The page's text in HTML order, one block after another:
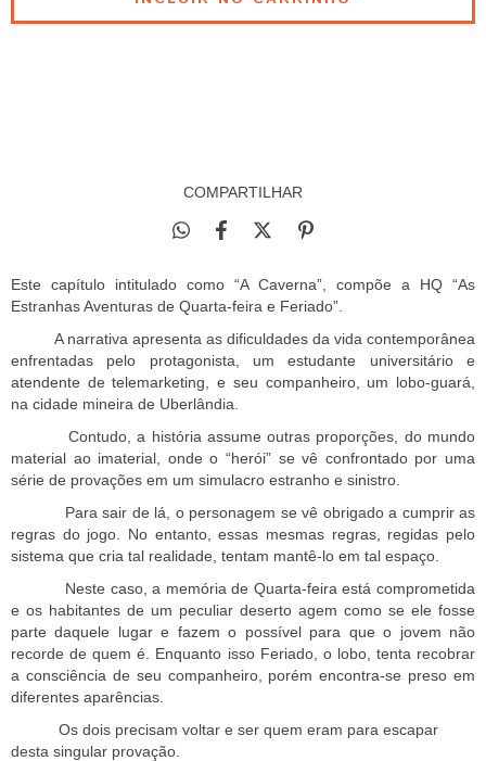
COMPARTILHAR
Este capítulo intitulado como “A Caverna”, compõe a HQ “As
Estranhas Aventuras de Quarta-feira e Feriado”.
A narrativa apresenta as dificuldades da vida contemporânea
enfrentadas pelo protagonista, um estudante universitário e
atendente de telemarketing, e seu companheiro, um lobo-guará,
na cidade mineira de Uberlândia.
Contudo, a história assume outras proporções, do mundo
material ao imaterial, onde o “herói” se vê confrontado por uma
série de provações em um simulacro estranho e sinistro.
Para sair de lá, o personagem se vê obrigado a cumprir as
regras do jogo. No entanto, essas mesmas regras, regidas pelo
sistema que cria tal realidade, tentam mantê-lo em tal espaço.
Neste caso, a memória de Quarta-feira está comprometida
e os habitantes de um peculiar deserto agem como se ele fosse
parte daquele lugar e fazem o possível para que o jovem não
recorde de quem é. Enquanto isso Feriado, o lobo, tenta recobrar
a consciência de seu companheiro, porém encontra-se preso em
diferentes aparências.
Os dois precisam voltar e ser quem eram para escapar
desta singular provação.